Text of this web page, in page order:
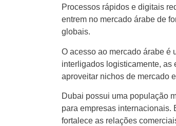
Processos rápidos e digitais
entrem no mercado árabe de
globais.
O acesso ao mercado árabe é
interligados logisticamente, as
aproveitar nichos de mercado
Dubai possui uma população
para empresas internacionais.
fortalece as relações